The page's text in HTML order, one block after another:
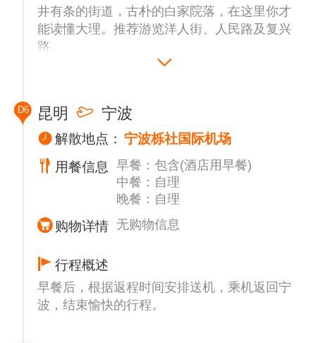
井有条的街道，古朴的白家院落，在这里你才
能读懂大理。推荐游览洋人街、人民路及复兴
路。
之后前往【龙龛码头】打卡，龙龛码头的日
面波光粼粼，又是一番不同的浪漫景象。
乘车前往【楚雄】，登中国第一福塔、看精彩
歌、玩火把、赏非遗，观滇中人文，品彝族风
情。体验当地风情彝味盛典【楚雄长街宴】，
品彝族特色美食味，喝醇香彝族土家酒，一首
首霸道的敬酒歌尽显彝族人的豪爽，一张张纯
族人民来一场【祭火大典•篝火晚会】（如遇
特殊天气无法举行无费用可退）。
之后乘车返回昆明，抵达昆明后入住指定酒
店。晚上可自由活动，欣赏昆明美丽的夜景。
D6 昆明 宁波
解散地点： 宁波栎社国际机场
用餐信息
早餐：包含(酒店用早餐)
中餐：自理
晚餐：自理
购物详情 无购物信息
行程概述
早餐后，根据返程时间安排送机，乘机返回宁
波，结束愉快的行程。